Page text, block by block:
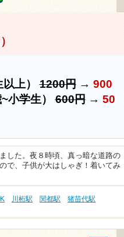
以上）1200円→ 900
~小学生）600円→ 50
した。夜８時頃、真っ暗な道路の
で、子供が大はしゃぎ！着いてみ
川桁駅 関都駅
猪苗代駅